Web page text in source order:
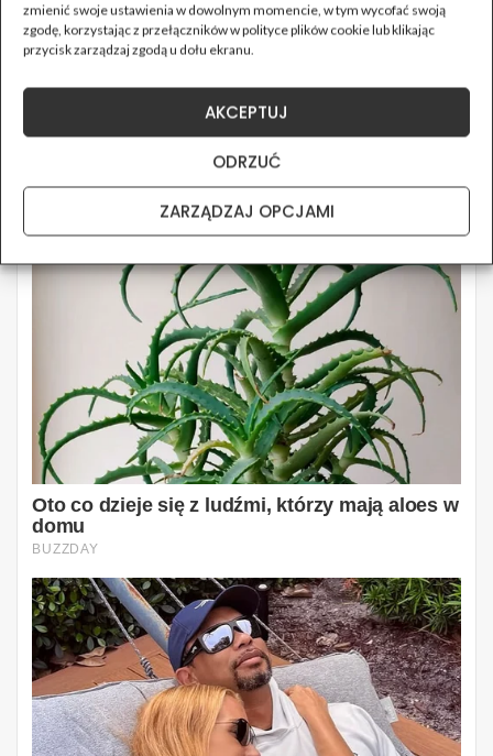
zmienić swoje ustawienia w dowolnym momencie, w tym wycofać swoją
zgodę, korzystając z przełączników w polityce plików cookie lub klikając
przycisk zarządzaj zgodą u dołu ekranu.
AKCEPTUJ
ODRZUĆ
ZARZĄDZAJ OPCJAMI